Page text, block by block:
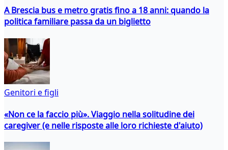
A Brescia bus e metro gratis fino a 18 anni: quando la
politica familiare passa da un biglietto
Genitori e figli
«Non ce la faccio più». Viaggio nella solitudine dei
caregiver (e nelle risposte alle loro richieste d'aiuto)